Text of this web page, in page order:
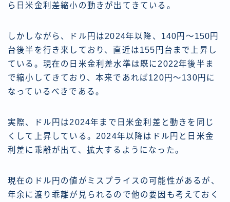
ら日米金利差縮小の動きが出てきている。
しかしながら、ドル円は2024年以降、140円〜150円
台後半を行き来しており、直近は155円台まで上昇し
ている。現在の日米金利差水準は既に2022年後半ま
で縮小してきており、本来であれば120円〜130円に
なっているべきである。
実際、ドル円は2024年まで日米金利差と動きを同じ
くして上昇している。2024年以降はドル円と日米金
利差に乖離が出て、拡大するようになった。
現在のドル円の値がミスプライスの可能性があるが、
年余に渡り乖離が見られるので他の要因も考えておく